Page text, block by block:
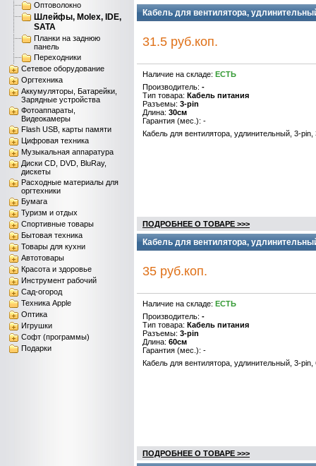
Оптоволокно
Шлейфы, Molex, IDE,
SATA
Планки на заднюю
панель
Переходники
Сетевое оборудование
Оргтехника
Аккумуляторы, Батарейки,
Зарядные устройства
Фотоаппараты,
Видеокамеры
Flash USB, карты памяти
Цифровая техника
Музыкальная аппаратура
Диски CD, DVD, BluRay,
дискеты
Расходные материалы для
оргтехники
Бумага
Туризм и отдых
Спортивные товары
Бытовая техника
Товары для кухни
Автотовары
Красота и здоровье
Инструмент рабочий
Сад-огород
Техника Apple
Оптика
Игрушки
Софт (программы)
Подарки
Кабель для вентилятора,
31.5 руб.коп.
Наличие на складе: ЕСТЬ
Производитель: -
Тип товара: Кабель питания
Разъемы: 3-pin
Длина: 30см
Гарантия (мес.): -
Кабель для вентилятора, удлинительный, 3-pin,
ПОДРОБНЕЕ О ТОВАРЕ >>>
Кабель для вентилятора,
35 руб.коп.
Наличие на складе: ЕСТЬ
Производитель: -
Тип товара: Кабель питания
Разъемы: 3-pin
Длина: 60см
Гарантия (мес.): -
Кабель для вентилятора, удлинительный, 3-pin,
ПОДРОБНЕЕ О ТОВАРЕ >>>